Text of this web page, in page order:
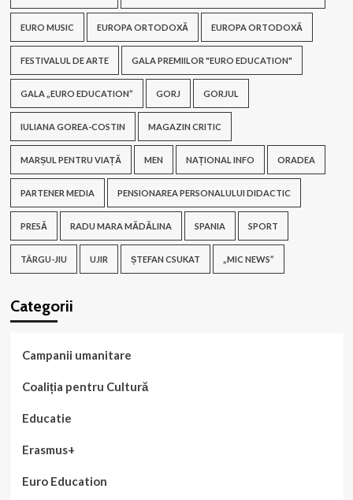
EURO MUSIC EUROPA ORTODOXĂ EUROPA ORTODOXĂ
FESTIVALUL DE ARTE GALA PREMIILOR "EURO EDUCATION"
GALA „EURO EDUCATION” GORJ GORJUL
IULIANA GOREA-COSTIN MAGAZIN CRITIC
MARȘUL PENTRU VIAȚĂ MEN NAȚIONAL INFO ORADEA
PARTENER MEDIA PENSIONAREA PERSONALULUI DIDACTIC
PRESĂ RADU MARA MĂDĂLINA SPANIA SPORT
TÂRGU-JIU UJIR ȘTEFAN CSUKAT „MIC NEWS”
Categorii
Campanii umanitare
Coaliția pentru Cultură
Educatie
Erasmus+
Euro Education